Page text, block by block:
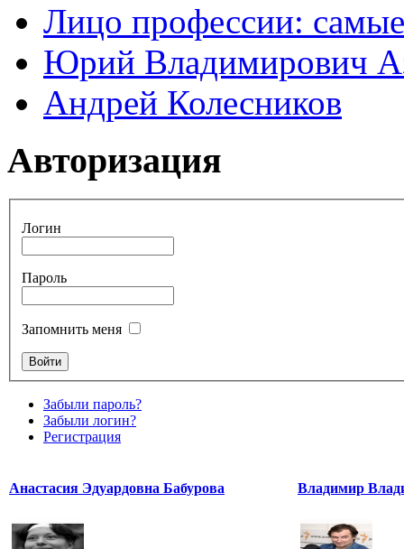
Лицо профессии:
Юрий Владимирович
Андрей Колесников
Авторизация
Логин
Пароль
Запомнить меня
Забыли пароль?
Забыли логин?
Регистрация
Анастасия Эдуардовна Бабурова Владимир